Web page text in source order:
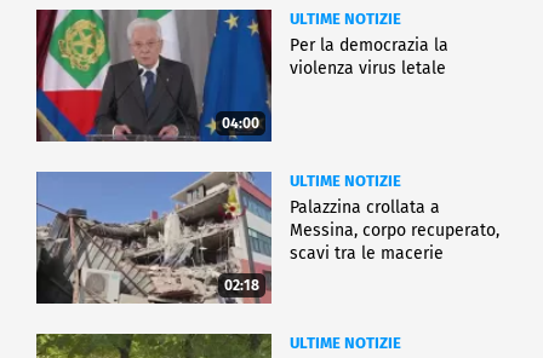
04:00
ULTIME NOTIZIE
Per la democrazia la
violenza virus letale
02:18
ULTIME NOTIZIE
Palazzina crollata a
Messina, corpo recuperato,
scavi tra le macerie
ULTIME NOTIZIE